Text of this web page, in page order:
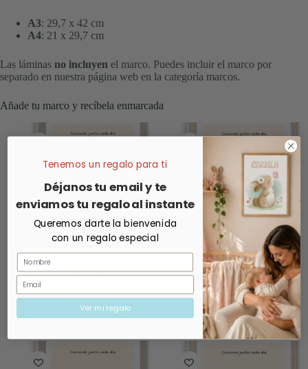
A3: 29,7 x 42 cm
A4: 21 x 29,7 cm
Las láminas no incluyen el marco. Puedes incluir el marco por
separado en nuestra página web en la categoría marcos.
Añade tu marco y recíbela enmarcada
Marco de fotos A3 color Gris
10,99€
Marco de fotos A3 color
Roble
10,99€
Tenemos un regalo para ti
Déjanos tu email y te
enviamos tu regalo al instante
Queremos darte la bienvenida
con un regalo especial
Nombre
Email
Ver mi regalo